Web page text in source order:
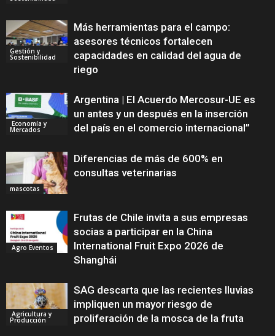
Gestión y
Sostenibilidad
Más herramientas para el campo:
asesores técnicos fortalecen
capacidades en calidad del agua de
riego
Economía y
Mercados
Argentina | El Acuerdo Mercosur-UE es
un antes y un después en la inserción
del país en el comercio internacional”
mascotas
Diferencias de más de 600% en
consultas veterinarias
Agro Eventos
Frutas de Chile invita a sus empresas
socias a participar en la China
International Fruit Expo 2026 de
Shanghái
Agricultura y
Producción
SAG descarta que las recientes lluvias
impliquen un mayor riesgo de
proliferación de la mosca de la fruta